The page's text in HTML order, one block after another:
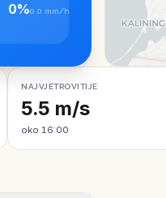
0%0.0 mm/h
NAJVJETROVITIJE
5.5 m/s
oko 16:00